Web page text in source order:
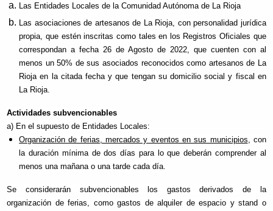
Las Entidades Locales de la Comunidad Autónoma de La Rioja
Las asociaciones de artesanos de La Rioja, con personalidad jurídica
propia, que estén inscritas como tales en los Registros Oficiales que
correspondan a fecha 26 de Agosto de 2022, que cuenten con al
menos un 50% de sus asociados reconocidos como artesanos de La
Rioja en la citada fecha y que tengan su domicilio social y fiscal en
La Rioja.
Actividades subvencionables
a) En el supuesto de Entidades Locales:
Organización de ferias, mercados y eventos en sus municipios, con
la duración mínima de dos días para lo que deberán comprender al
menos una mañana o una tarde cada día.
Se considerarán subvencionables los gastos derivados de la
organización de ferias, como gastos de alquiler de espacio y stand o